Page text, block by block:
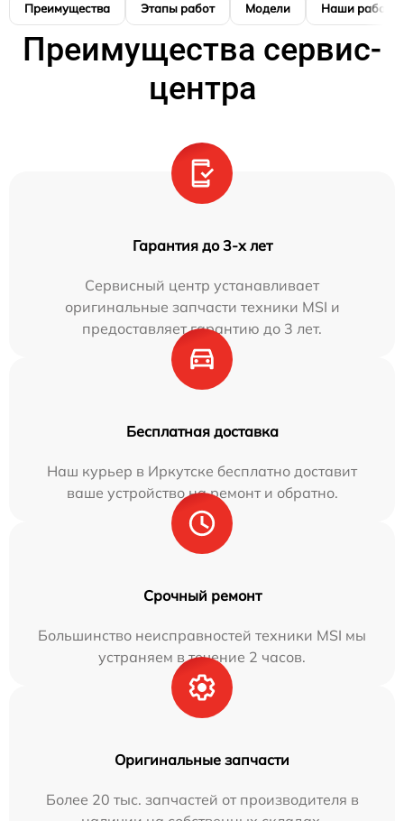
Преимущества Этапы работ Модели Наши работы
Преимущества сервис-
центра
Гарантия до 3-х лет
Сервисный центр устанавливает
оригинальные запчасти техники MSI и
предоставляет гарантию до 3 лет.
Бесплатная доставка
Наш курьер в Иркутске бесплатно доставит
ваше устройство на ремонт и обратно.
Срочный ремонт
Большинство неисправностей техники MSI мы
устраняем в течение 2 часов.
Оригинальные запчасти
Более 20 тыс. запчастей от производителя в